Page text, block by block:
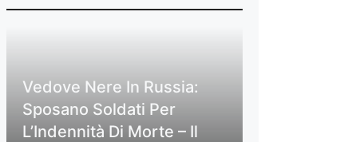
Vedove Nere In Russia:
Sposano Soldati Per
L’Indennità Di Morte – Il